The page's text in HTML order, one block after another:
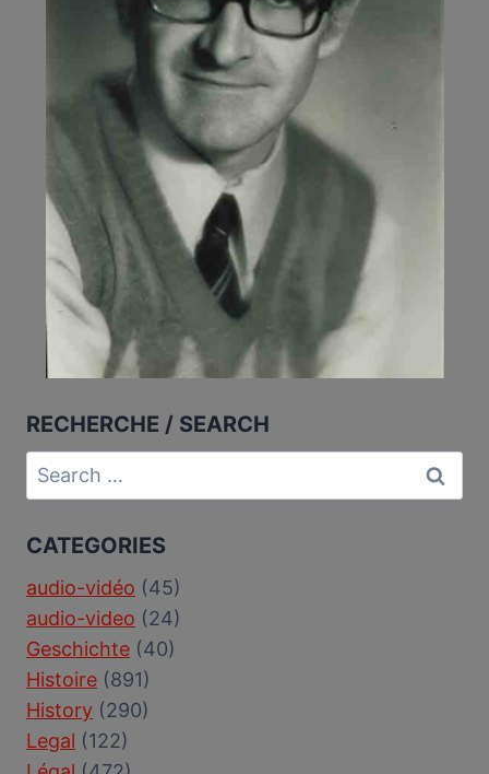
RECHERCHE / SEARCH
Search
for:
CATEGORIES
audio-vidéo (45)
audio-video (24)
Geschichte (40)
Histoire (891)
History (290)
Legal (122)